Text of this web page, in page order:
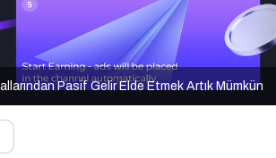
Pasif Gelir Elde Etmek Artık Mümkün